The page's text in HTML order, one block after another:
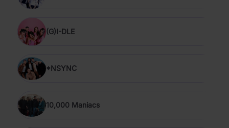
(G)I-DLE
*NSYNC
10,000 Maniacs